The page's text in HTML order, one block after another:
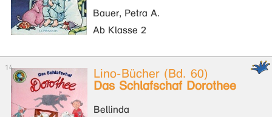
Bauer, Petra A.
Ab Klasse 2
Lino-Bücher (Bd. 60)
Das Schlafschaf Dorothee
Bellinda